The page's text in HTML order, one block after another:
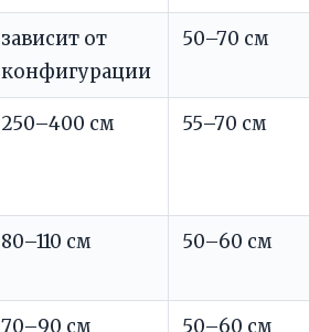
зависит от
конфигурации
50–70 см
250–400 см 55–70 см
80–110 см 50–60 см
70–90 см 50–60 см